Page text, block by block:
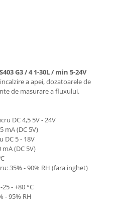
G3 / 4 1-30L / min 5-24V
a apei, dozatoarele de
de masurare a fluxului.
DC 4,5 5V - 24V
mA (DC 5V)
DC 5 - 18V
(DC 5V)
35% - 90% RH (fara inghet)
- +80 °C
- 95% RH